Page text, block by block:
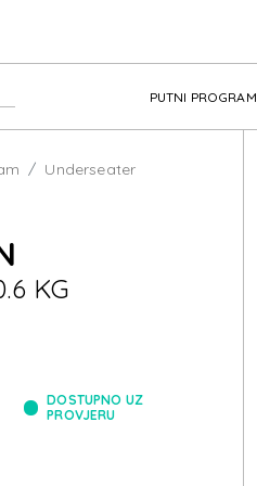
PUTNI PROGRAM
Underseater
KG
DOSTUPNO UZ
PROVJERU